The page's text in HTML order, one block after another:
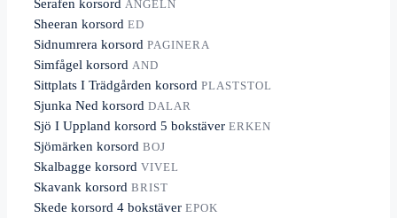
ÄNGELN
Sheeran korsord ED
Sidnumrera korsord PAGINERA
Simfågel korsord AND
Sittplats I Trädgården korsord PLASTSTOL
Sjunka Ned korsord DALAR
Sjö I Uppland korsord 5 bokstäver ERKEN
Sjömärken korsord BOJ
Skalbagge korsord VIVEL
Skavank korsord BRIST
Skede korsord 4 bokstäver EPOK